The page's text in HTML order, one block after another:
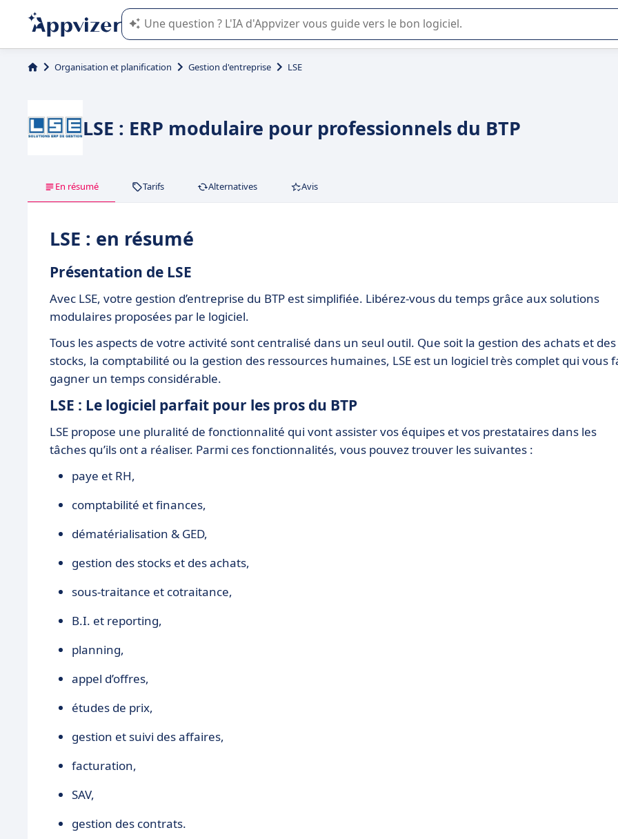
L'IA de Appvizer vous guide dans l'utilisation ou la sélection de logiciel SaaS en entreprise.
Organisation et planification Gestion d'entreprise LSE
LSE : ERP modulaire pour professionnels du BTP
En résumé Tarifs Alternatives Avis
LSE : en résumé
Présentation de LSE
Avec LSE, votre gestion d’entreprise du BTP est simplifiée. Libérez-vous du temps grâce aux solutions
modulaires proposées par le logiciel.
Tous les aspects de votre activité sont centralisé dans un seul outil. Que soit la gestion des achats et des
stocks, la comptabilité ou la gestion des ressources humaines, LSE est un logiciel très complet qui vous
gagner un temps considérable.
LSE : Le logiciel parfait pour les pros du BTP
LSE propose une pluralité de fonctionnalité qui vont assister vos équipes et vos prestataires dans les
tâches qu’ils ont a réaliser. Parmi ces fonctionnalités, vous pouvez trouver les suivantes :
paye et RH,
comptabilité et finances,
dématérialisation & GED,
gestion des stocks et des achats,
sous-traitance et cotraitance,
B.I. et reporting,
planning,
appel d’offres,
études de prix,
gestion et suivi des affaires,
facturation,
SAV,
gestion des contrats.